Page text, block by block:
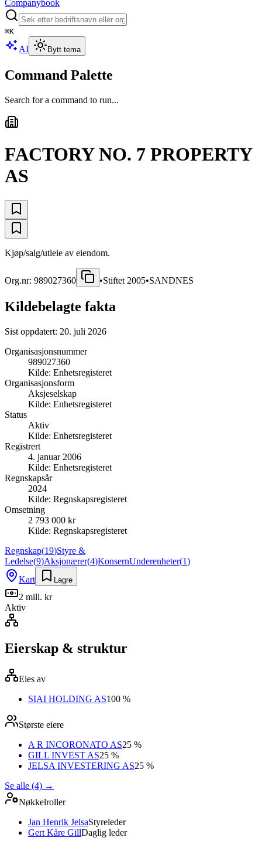
Companybook
⌘K
AI Bytt tema
Command Palette
Search for a command to run...
FACTORY NO. 7 PROPERTY
AS
Kjøp/salg/utleie av eiendom.
Org.nr: 989027360 •Stiftet 2005•SANDNES
Kildebelagte fakta
Sist oppdatert: 20. juli 2026
Organisasjonsnummer
989027360
Kilde: Enhetsregisteret
Organisasjonsform
Aksjeselskap
Kilde: Enhetsregisteret
Status
Aktiv
Kilde: Enhetsregisteret
Registrert
4. januar 2006
Kilde: Enhetsregisteret
Regnskapsår
2024
Kilde: Regnskapsregisteret
Omsetning
2 793 000 kr
Kilde: Regnskapsregisteret
Regnskap(19)Styre &
Ledelse(9)Aksjonærer(4)KonsernUnderenheter(1)
Kart
Lagre
2 mill. kr
Aktiv
Eierskap & struktur
Eies av
SIAI HOLDING AS100 %
Største eiere
A R INCORONATO AS25 %
GILL INVEST AS25 %
JELSA INVESTERING AS25 %
Se alle (4) →
Nøkkelroller
Jan Henrik JelsaStyreleder
Gert Kåre GillDaglig leder